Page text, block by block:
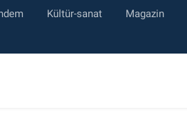
Kültür-sanat Magazin